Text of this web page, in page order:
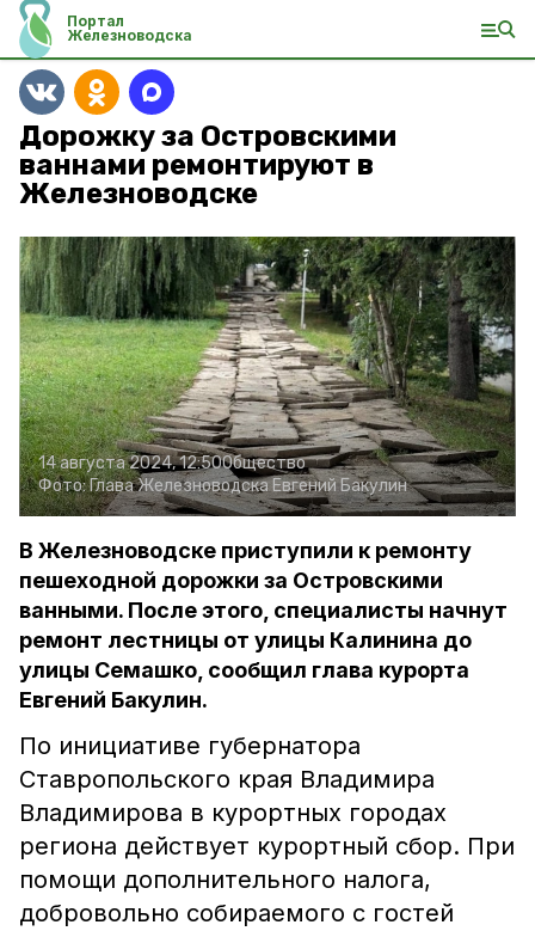
Портал
Железноводска
Дорожку за Островскими
ваннами ремонтируют в
Железноводске
14 августа 2024, 12:50Общество
Фото:Глава Железноводска Евгений Бакулин
В Железноводске приступили к ремонту
пешеходной дорожки за Островскими
ванными. После этого, специалисты начнут
ремонт лестницы от улицы Калинина до
улицы Семашко, сообщил глава курорта
Евгений Бакулин.
По инициативе губернатора
Ставропольского края Владимира
Владимирова в курортных городах
региона действует курортный сбор. При
помощи дополнительного налога,
добровольно собираемого с гостей